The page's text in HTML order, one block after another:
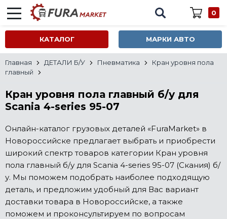
0
КАТАЛОГ МАРКИ АВТО
Главная ДЕТАЛИ Б/У Пневматика
Кран уровня пола
главный
Кран уровня пола главный б/у для
Scania 4-series 95-07
Онлайн-каталог грузовых деталей «FuraMarket» в
Новороссийске предлагает выбрать и приобрести
широкий спектр товаров категории Кран уровня
пола главный б/у для Scania 4-series 95-07 (Скания) б/
у. Мы поможем подобрать наиболее подходящую
деталь, и предложим удобный для Вас вариант
доставки товара в Новороссийске, а также
поможем и проконсультируем по вопросам